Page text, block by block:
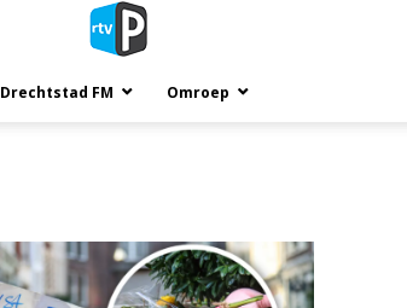
Drechtstad FM Omroep